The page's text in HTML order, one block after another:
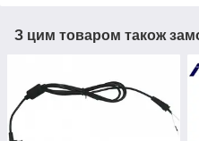
З цим товаром також